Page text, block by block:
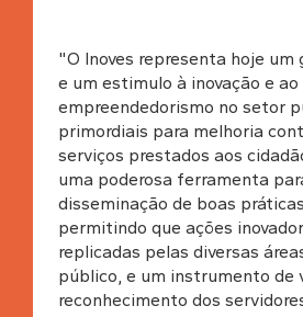
"O Inoves representa hoje um
e um estimulo à inovação e ao
empreendedorismo no setor
primordiais para melhoria
serviços prestados aos
uma poderosa ferramenta
disseminação de boas
permitindo que ações
replicadas pelas diversas
público, e um instrumento de
reconhecimento dos